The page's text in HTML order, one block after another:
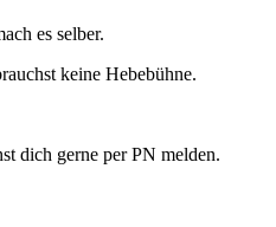
es selber.
keine Hebebühne.
dich gerne per PN melden.